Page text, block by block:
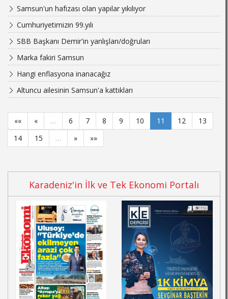
Samsun'un hafızası olan yapılar yıkılıyor
Cumhuriyetimizin 99.yılı
SBB Başkanı Demir'in yanlışları/doğruları
Marka fakiri Samsun
Hangi enflasyona inanacağız
Altuncu ailesinin Samsun'a kattıkları
«« « … 6 7 8 9 10 11 12
13
14
15 … » »»
Karadeniz'in İlk ve Tek Ekonomi Portalı